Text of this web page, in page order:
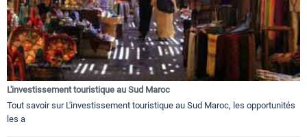
L'investissement touristique au Sud Maroc
Tout savoir sur L'investissement touristique au Sud Maroc, les opportunités
les a